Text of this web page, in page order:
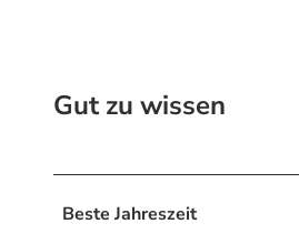
Gut zu wissen
Beste Jahreszeit